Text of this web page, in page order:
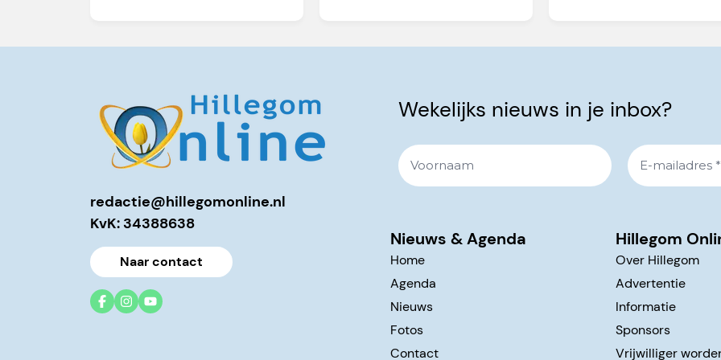
redactie@hillegomonline.nl
KvK: 34388638
Naar contact
Wekelijks nieuws in je inbox?
Nieuws & Agenda
Home
Agenda
Nieuws
Fotos
Contact
Hillegom
Over Hillegom
Advertentie
Informatie
Sponsors
Vrijwilliger